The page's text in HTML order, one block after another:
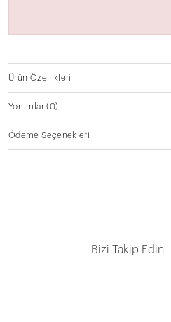
Ürün Özellikleri
Yorumlar(0)
Ödeme Seçenekleri
Bizi Takip Edin